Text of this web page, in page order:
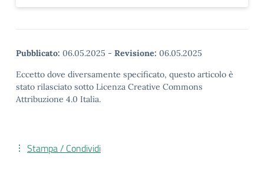
Pubblicato: 06.05.2025 - Revisione: 06.05.2025
Eccetto dove diversamente specificato, questo articolo è
stato rilasciato sotto Licenza Creative Commons
Attribuzione 4.0 Italia.
Stampa / Condividi